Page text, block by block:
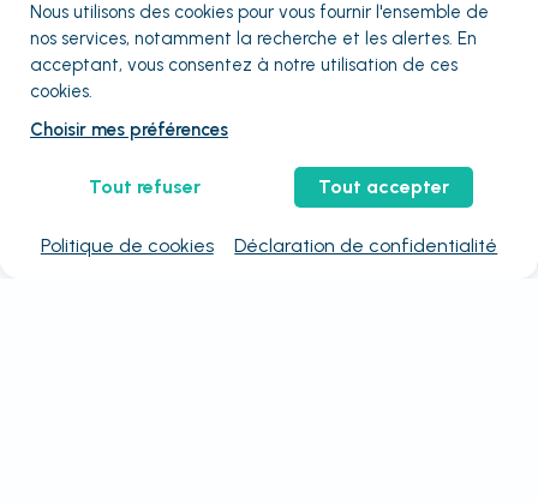
Nous utilisons des cookies pour vous fournir l'ensemble de
nos services, notamment la recherche et les alertes. En
acceptant, vous consentez à notre utilisation de ces
cookies.
Choisir mes préférences
Tout refuser Tout accepter
Politique de cookies Déclaration de confidentialité